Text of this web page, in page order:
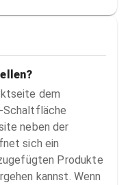
dem
Schaltfläche
neben der
sich ein
Produkte
kannst. Wenn